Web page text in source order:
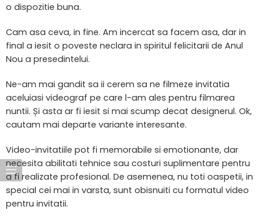
o dispozitie buna.
Cam asa ceva, in fine. Am incercat sa facem asa, dar in
final a iesit o poveste neclara in spiritul felicitarii de Anul
Nou a presedintelui.
Ne-am mai gandit sa ii cerem sa ne filmeze invitatia
aceluiasi videograf pe care l-am ales pentru filmarea
nuntii. Și asta ar fi iesit si mai scump decat designerul. Ok,
cautam mai departe variante interesante.
Video-invitatiile pot fi memorabile si emotionante, dar
necesita abilitati tehnice sau costuri suplimentare pentru
a fi realizate profesional. De asemenea, nu toti oaspetii, in
special cei mai in varsta, sunt obisnuiti cu formatul video
pentru invitatii.